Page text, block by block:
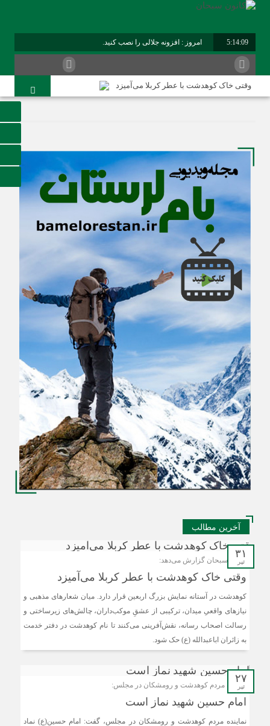
5:14:10 امروز : افزونه جلالی را نصب کنید.
وقتی خاک کوهدشت با عطر کربلا می‌آمیزد
کوهدشت در آستانه اربعین و خدمت‌ به زائرین
شورای پیشگیری از وقوع جرم کوهدشت برگزار شد
سوداگران مرگ در تور اطلاعاتی عملیاتی تکاوران فراجا
کوهدشت در آستانه اربعین؛ از آمادگی زیرساختی تا آمادگی
تحول در زیرساخت‌های جاده‌ای کوهدشت برای تسهیل تردد
زائران اربعین
آخرین مطالب
۳۱
تیر
کانون سبحان گزارش می‌دهد:
وقتی خاک کوهدشت با عطر کربلا می‌آمیزد
کوهدشت در آستانه نمایش بزرگ اربعین قرار دارد. میان شعارهای مذهبی و
نیازهای واقعیِ میدان، ترکیبی از عشقِ موکب‌داران، چالش‌های زیرساختی و
رسالت اصحاب رسانه، نقش‌آفرینی می‌کنند تا نام کوهدشت در دفتر خدمت
به زائران اباعبدالله (ع) حک شود.
۲۷
تیر
نماینده مردم کوهدشت و رومشکان در مجلس:
امام حسین شهید نماز است
نماینده مردم کوهدشت و رومشکان در مجلس، گفت: امام حسین(ع) نماد